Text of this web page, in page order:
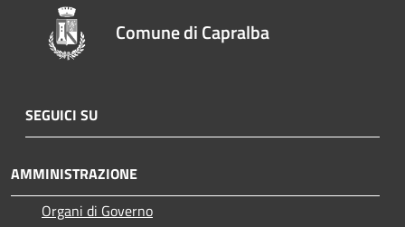
Comune di Capralba
SEGUICI SU
AMMINISTRAZIONE
Organi di Governo